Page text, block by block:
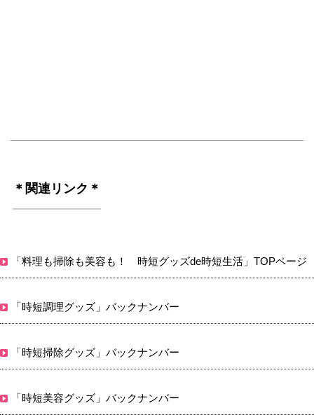
＊関連リンク＊
「料理も掃除も美容も！ 時短グッズde時短生活」TOPページ
「時短調理グッズ」バックナンバー
「時短掃除グッズ」バックナンバー
「時短美容グッズ」バックナンバー